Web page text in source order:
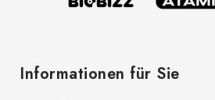
Informationen für Sie